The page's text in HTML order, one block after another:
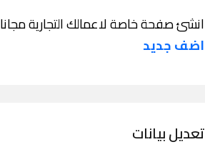
انشئ صفحة خاصة لاعمالك التجارية مجانا
اضف جديد
تعديل بيانات